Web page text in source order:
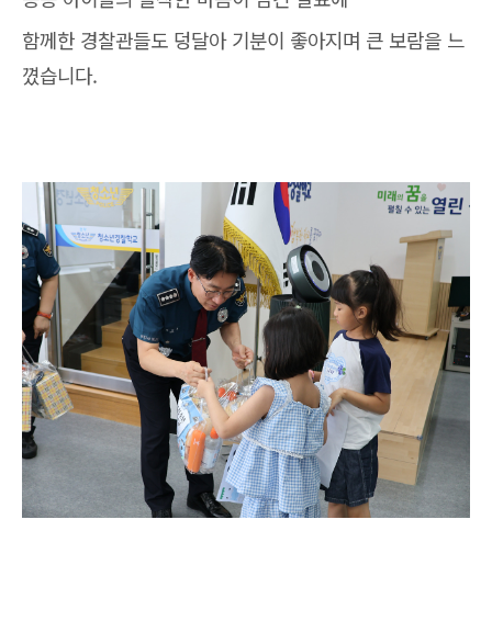
함께한 경찰관들도 덩달아 기분이 좋아지며 큰 보람을 느
꼈습니다.